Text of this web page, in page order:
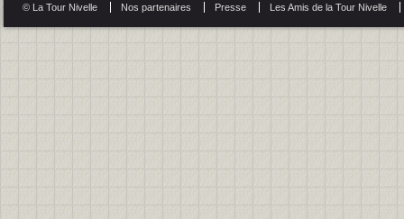
© La Tour Nivelle Nos partenaires Presse Les Amis de la Tour Nivelle